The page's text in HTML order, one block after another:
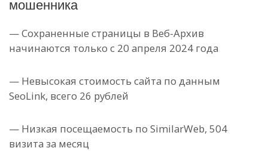
мошенника
— Сохраненные страницы в Веб-Архив
начинаются только с 20 апреля 2024 года
— Невысокая стоимость сайта по данным
SeoLink, всего 26 рублей
— Низкая посещаемость по SimilarWeb, 504
визита за месяц